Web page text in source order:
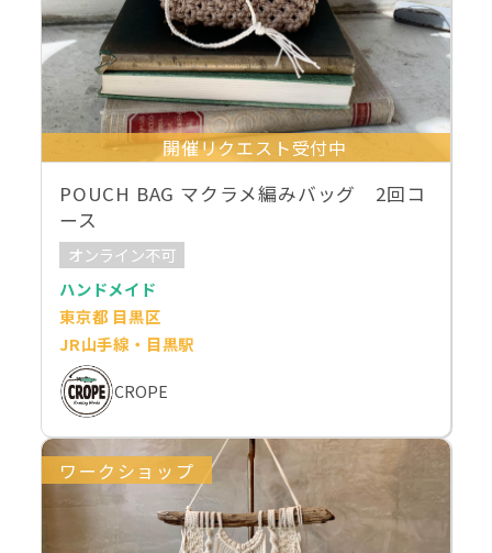
開催リクエスト受付中
POUCH BAG マクラメ編みバッグ 2回コ
ース
オンライン不可
ハンドメイド
東京都 目黒区
JR山手線・目黒駅
CROPE
ワークショップ